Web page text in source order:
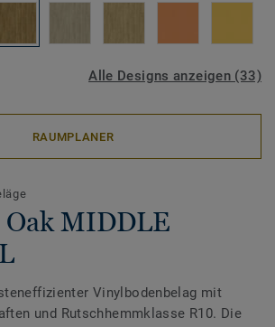
Alle Designs anzeigen (33)
RAUMPLANER
Oak MIDDLE
Vinylbodenbelag mit
und Rutschhemmklasse R10. Die